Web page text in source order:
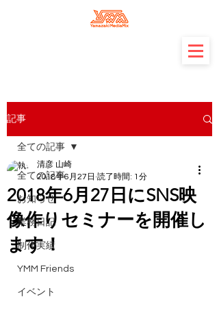
記事
全ての記事
お知らせ
業務日記
制作実績
YMM Friends
イベント
全ての記事
2018年6月27日にSNS映
像作りセミナーを開催し
ます！
清彦 山崎
2018年6月27日 読了時間: 1分